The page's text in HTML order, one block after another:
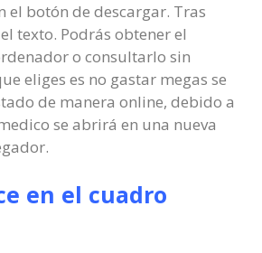
el botón de descargar. Tras
texto. Podrás obtener el
o consultarlo sin
eliges es no gastar megas se
de manera online, debido a
se abrirá en una nueva
en el cuadro